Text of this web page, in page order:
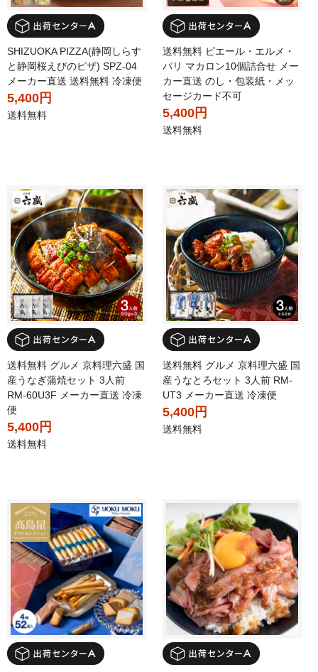
SHIZUOKA PIZZA(静岡しらす
と静岡桜えびのピザ) SPZ-04
メーカー直送 送料無料 冷凍便
5,400円
送料無料
送料無料 ピエール・エルメ・
パリ マカロン10個詰合せ メー
カー直送 のし・包装紙・メッ
セージカード不可
5,400円
送料無料
送料無料 グルメ 京料理六盛 国
産うなぎ蒲焼セット 3人前
RM-60U3F メーカー直送 冷凍
便
5,400円
送料無料
送料無料 グルメ 京料理六盛 国
産うなとろセット 3人前 RM-
UT3 メーカー直送 冷凍便
5,400円
送料無料